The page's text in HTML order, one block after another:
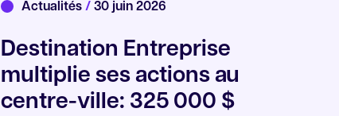
Actualités/ 30 juin 2026
Destination Entreprise
multiplie ses actions au
centre-ville: 325 000 $